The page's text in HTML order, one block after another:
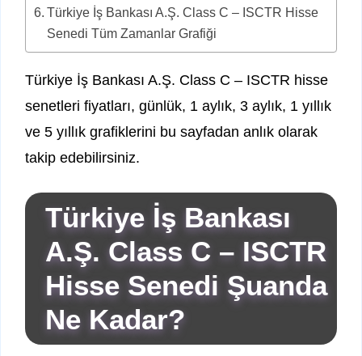
Türkiye İş Bankası A.Ş. Class C – ISCTR Hisse
Senedi Tüm Zamanlar Grafiği
Türkiye İş Bankası A.Ş. Class C – ISCTR hisse
senetleri fiyatları, günlük, 1 aylık, 3 aylık, 1 yıllık
ve 5 yıllık grafiklerini bu sayfadan anlık olarak
takip edebilirsiniz.
Türkiye İş Bankası
A.Ş. Class C – ISCTR
Hisse Senedi Şuanda
Ne Kadar?